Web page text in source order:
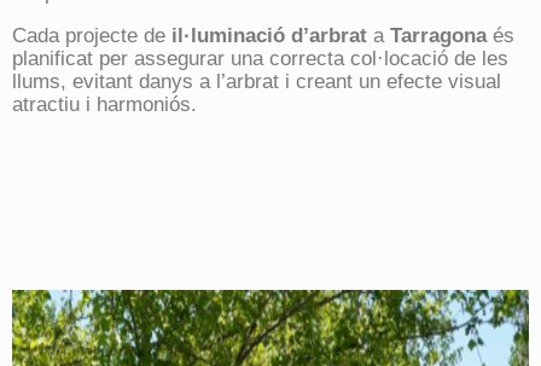
Cada projecte de il·luminació d’arbrat aTarragonaés
planificat per assegurar una correcta col·locació de les
llums, evitant danys a l’arbrat i creant un efecte visual
atractiu i harmoniós.